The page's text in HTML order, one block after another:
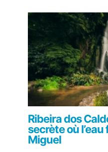
Ribeira dos
secrète où
Miguel